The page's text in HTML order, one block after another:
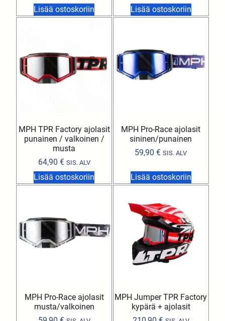
Lisää ostoskoriin Lisää ostoskoriin
MPH TPR Factory ajolasit
punainen / valkoinen /
musta
64,90 € SIS. ALV
Lisää ostoskoriin
MPH Pro-Race ajolasit
sininen/punainen
59,90€ SIS. ALV
Lisää ostoskoriin
MPH Pro-Race ajolasit
musta/valkoinen
MPH Jumper TPR Factory
kypärä + ajolasit